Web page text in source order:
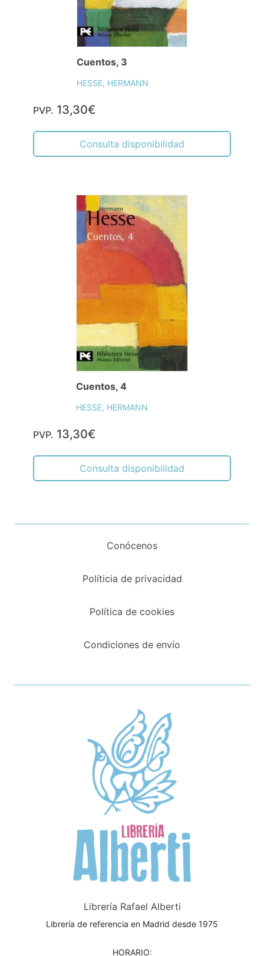
Cuentos, 3
HESSE, HERMANN
PVP. 13,30€
Consulta disponibilidad
Cuentos, 4
HESSE, HERMANN
PVP. 13,30€
Consulta disponibilidad
Conócenos
Políticia de privacidad
Política de cookies
Condiciones de envío
Librería Rafael Alberti
Librería de referencia en Madrid desde 1975
HORARIO: